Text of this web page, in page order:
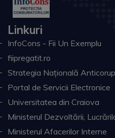
Linkuri
InfoCons - Fii Un Exemplu
fiipregatit.ro
Strategia Națională
Portal de Servicii Electronice
Universitatea din Craiova
Ministerul Dezvoltării,
Ministerul Afacerilor Interne